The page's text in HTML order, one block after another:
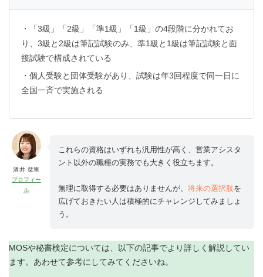
・「3級」「2級」「準1級」「1級」の4段階に分かれてお
り、3級と2級は筆記試験のみ、準1級と1級は筆記試験と面
接試験で構成されている
・個人受験と団体受験があり、試験は年3回程度で同一日に
全国一斉で実施される
酒井 栞里
プロフィー
ル
これらの資格はいずれも汎用性が高く、営業アシスタ
ント以外の職種の実務でも大きく役立ちます。
無理に取得する必要はありませんが、 将来の選択肢を
広げておきたい人は積極的にチャレンジしてみましょ
う。
MOSや秘書検定については、以下の記事でより詳しく解説してい
ます。あわせて参考にしてみてくださいね。